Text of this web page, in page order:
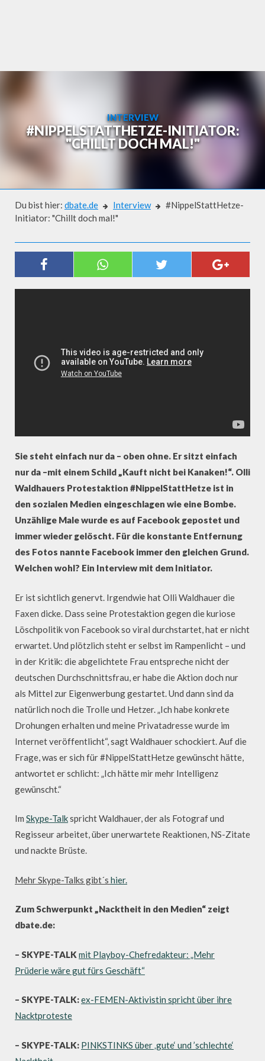
INTERVIEW
#NIPPELSTATTHETZE-INITIATOR:
"CHILLT DOCH MAL!"
Du bist hier: dbate.de Interview
#NippelStattHetze-
Initiator: "Chillt doch mal!"
#NIPPELSTATTHETZE-INITIATOR:
"CHILLT DOCH MAL!"
Sie steht einfach nur da – oben ohne. Er sitzt einfach
nur da –mit einem Schild „Kauft nicht bei Kanaken!“. Olli
Waldhauers Protestaktion #NippelStattHetze ist in
den sozialen Medien eingeschlagen wie eine Bombe.
Unzählige Male wurde es auf Facebook gepostet und
immer wieder gelöscht. Für die konstante Entfernung
des Fotos nannte Facebook immer den gleichen Grund.
Welchen wohl? Ein Interview mit dem Initiator.
Er ist sichtlich genervt. Irgendwie hat Olli Waldhauer die
Faxen dicke. Dass seine Protestaktion gegen die kuriose
Löschpolitik von Facebook so viral durchstartet, hat er nicht
erwartet. Und plötzlich steht er selbst im Rampenlicht – und
in der Kritik: die abgelichtete Frau entspreche nicht der
deutschen Durchschnittsfrau, er habe die Aktion doch nur
als Mittel zur Eigenwerbung gestartet. Und dann sind da
natürlich noch die Trolle und Hetzer. „Ich habe konkrete
Drohungen erhalten und meine Privatadresse wurde im
Internet veröffentlicht“, sagt Waldhauer schockiert. Auf die
Frage, was er sich für #NippelStattHetze gewünscht hätte,
antwortet er schlicht: „Ich hätte mir mehr Intelligenz
gewünscht.“
Im Skype-Talkspricht Waldhauer, der als Fotograf und
Regisseur arbeitet, über unerwartete Reaktionen, NS-Zitate
und nackte Brüste.
Mehr Skype-Talks gibt´s hier.
Zum Schwerpunkt „Nacktheit in den Medien“ zeigt
dbate.de:
– SKYPE-TALK mit Playboy-Chefredakteur: „Mehr
Prüderie wäre gut fürs Geschäft“
– SKYPE-TALK:ex-FEMEN-Aktivistin spricht über ihre
Nacktproteste
– SKYPE-TALK: PINKSTINKS über ‚gute‘ und ’schlechte‘